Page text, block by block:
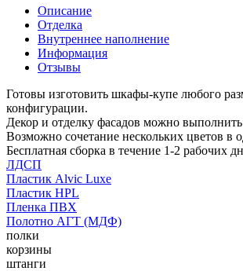
Описание
Отделка
Внутреннее наполнение
Информация
Отзывы
Готовы изготовить шкафы-купе любого
конфигурации.
Декор и отделку фасадов можно
Возможно сочетание нескольких цветов в
Бесплатная сборка в течение 1-2 рабочих
ЛДСП
Пластик Alvic Luxe
Пластик HPL
Пленка ПВХ
Полотно АГТ (МДФ)
полки
корзины
штанги